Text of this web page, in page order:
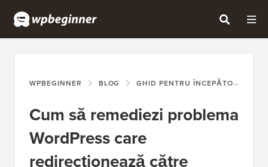
WPBEGINNER BLOG GHID PENTRU ÎNCEPĂTORI
Cum să remediezi problema
WordPress care
redirecționează către